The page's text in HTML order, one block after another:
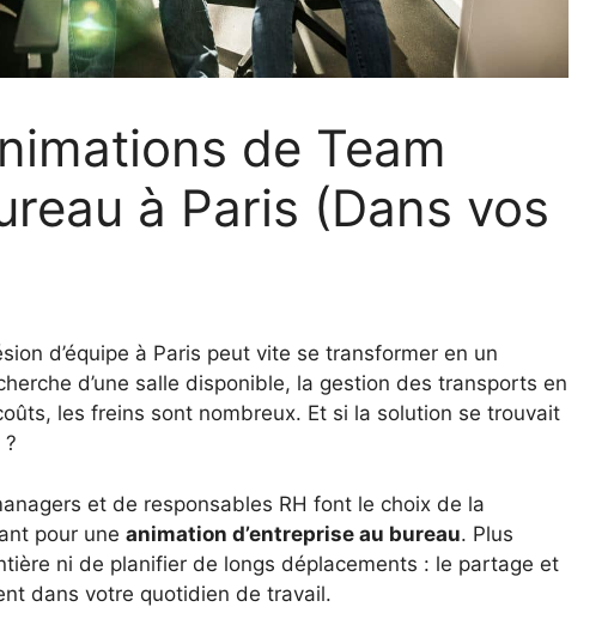
de Team
à Paris (Dans vos
d’équipe à Paris peut vite se transformer en un
d’une salle disponible, la gestion des transports en
les freins sont nombreux. Et si la solution se trouvait
et de responsables RH font le choix de la
pour une animation d’entreprise au bureau. Plus
ni de planifier de longs déplacements : le partage et
dans votre quotidien de travail.